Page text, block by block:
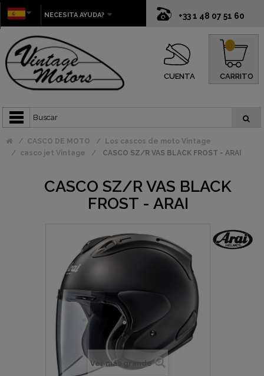
+33 1 48 07 51 60
NECESITA AYUDA?
CUENTA CARRITO
0
CASCO DE MOTO
Los cascos de moto Vintage
casco jet Vintage
CASCO SZ/R VAS BLACK FROST - ARAI
CASCO SZ/R VAS BLACK
FROST - ARAI
Ver más grande